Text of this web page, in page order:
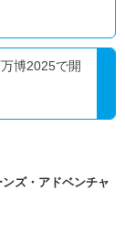
博2025で開
ズ・アドベンチャ